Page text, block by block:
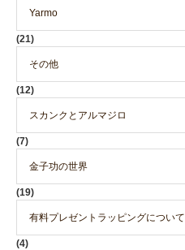
Yarmo
(21)
その他
(12)
スカンクとアルマジロ
(7)
金子功の世界
(19)
有料プレゼントラッピングについて
(4)